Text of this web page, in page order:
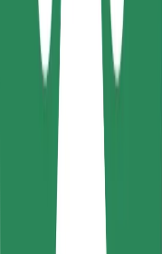
Para
Bolt para
Otros
Proveedores
Términos y
Seguridad